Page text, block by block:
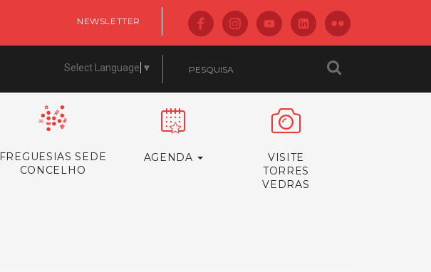
NEWSLETTER
Select Language ▼
FREGUESIAS SEDE
CONCELHO
AGENDA
VISITE
TORRES
VEDRAS